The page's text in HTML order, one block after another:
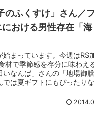
のふくすけ」さん／
おける男性存在「海
まっています。今週はRS
で季節感を存分に味わえる
なんば」さんの「地場御
は夏ギフトにもぴったり